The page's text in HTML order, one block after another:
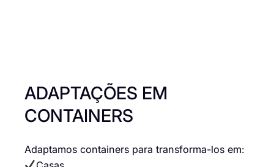
ADAPTAÇÕES EM
CONTAINERS
Adaptamos containers para transforma-los em: